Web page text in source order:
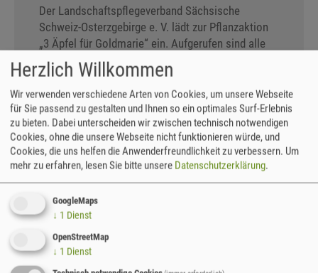
Der Landschaftspflegeverband Sächsische
Schweiz-Osterzgebirge e. V. lädt zur Pflanzaktion
„3 Äpfel für Goldmarie“ ein. Aufgerufen sind alle
Besitzer oder Bewirtschafter einer Streuobstwiese
(Fläche mindestens 1000 m²), sich mit einem
kleinen kreativen Beitrag beim
Landschaftspflegeverband zu bewerben. Senden
Sie uns Ihre Zeichnung, Fotos, Gedicht,
Kurzgeschichte oder Collage über Ihren ganz
persönlichen „Obst-Wiesen-Schatz“ zu.
wir uns mit Ihnen in Verbindung. Für Ihren Beitrag
erhalten Sie von uns 3 hochstämmige Obstbäume
gratis, mit der Sie die Lücken auf Ihre
Streuobstwiese schließen können. Mit dieser
Herzlich Willkommen
Wir verwenden verschiedene Arten von Cookies, um unsere Webseite
für Sie passend zu gestalten und Ihnen so ein optimales Surf-Erlebnis
zu bieten. Dabei unterscheiden wir zwischen technisch notwendigen
Cookies, ohne die unsere Webseite nicht funktionieren würde, und
Cookies, die uns helfen die Anwenderfreundlichkeit zu verbessern. Um
mehr zu erfahren, lesen Sie bitte unsere Datenschutzerklärung.
GoogleMaps
↓ 1 Dienst
OpenStreetMap
↓ 1 Dienst